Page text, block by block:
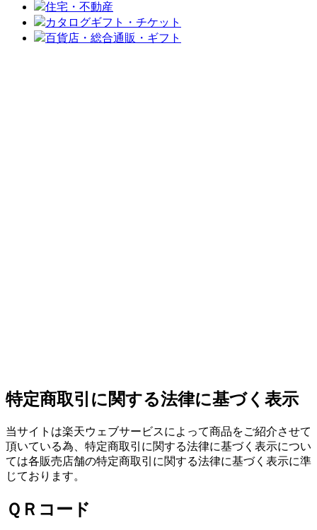
住宅・不動産
カタログギフト・チケット
百貨店・総合通販・ギフト
特定商取引に関する法律に基づく表示
当サイトは楽天ウェブサービスによって商品をご紹介させて
頂いている為、特定商取引に関する法律に基づく表示につい
ては各販売店舗の特定商取引に関する法律に基づく表示に準
じております。
ＱＲコード